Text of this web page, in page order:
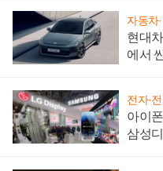
자동차
현대
에서
전자·
아이
삼성